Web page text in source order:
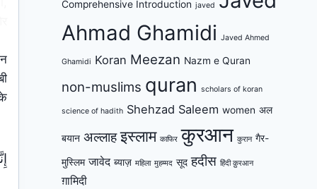
Comprehensive Introduction javed
Ahmad Ghamidi Javed Ahmed
Ghamidi Koran Meezan Nazm e Quran
non-muslims quran scholars of koran
science of hadith Shehzad Saleem women अल
बयान अल्लाह इस्लाम काफिर कुरआन कुरान गैर-
मुस्लिम जावेद ब्याज़ महिला मुहम्मद सूद हदीस हिंदी क़ुरआन
ग़ामिदी